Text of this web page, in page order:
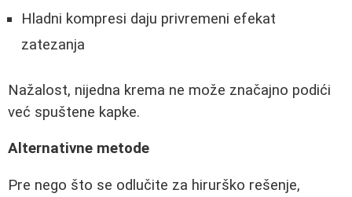
Hladni kompresi daju privremeni efekat
zatezanja
Nažalost, nijedna krema ne može značajno podići
već spuštene kapke.
Alternativne metode
Pre nego što se odlučite za hirurško rešenje,